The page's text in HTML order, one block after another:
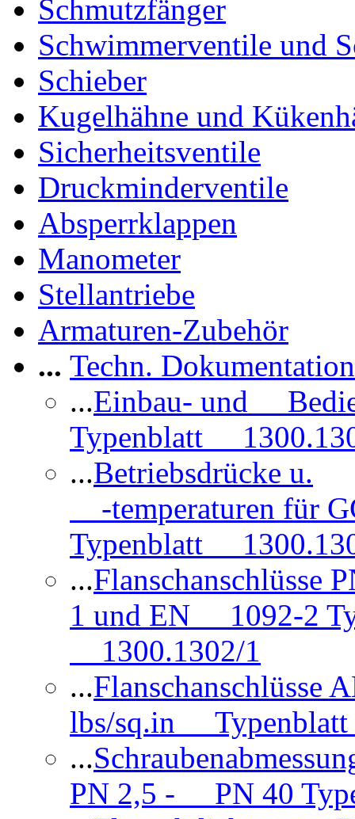
Schmutzfänger
Schwimmerventile und
Schieber
Kugelhähne und
Sicherheitsventile
Druckminderventile
Absperrklappen
Manometer
Stellantriebe
Armaturen-Zubehör
... Techn.
...Einbau- und
Typenblatt
...Betriebsdrücke u.
-temperaturen für
Typenblatt
...
1 und EN 1092-2
1300.1302/1
...
lbs/sq.in Typenblatt
...
PN 2,5 - PN 40